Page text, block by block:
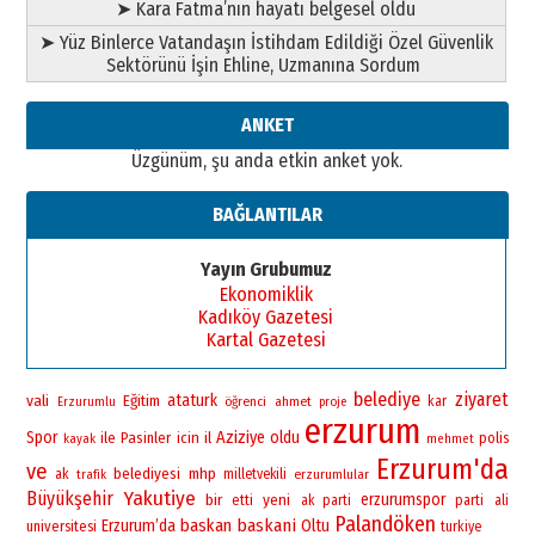
➤ Kara Fatma’nın hayatı belgesel oldu
➤ Yüz Binlerce Vatandaşın İstihdam Edildiği Özel Güvenlik
Sektörünü İşin Ehline, Uzmanına Sordum
ANKET
Üzgünüm, şu anda etkin anket yok.
BAĞLANTILAR
Yayın Grubumuz
Ekonomiklik
Kadıköy Gazetesi
Kartal Gazetesi
vali Erzurumlu Eğitim ataturk öğrenci ahmet proje belediye kar ziyaret
Spor kayak ile Pasinler icin il Aziziye oldu erzurum mehmet polis
ve ak trafik belediyesi mhp milletvekili erzurumlular Erzurum'da
Büyükşehir Yakutiye bir etti yeni ak parti erzurumspor parti ali
universitesi Erzurum’da baskan baskani Oltu Palandöken turkiye